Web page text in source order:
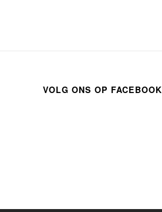
VOLG ONS OP FACEBOOK